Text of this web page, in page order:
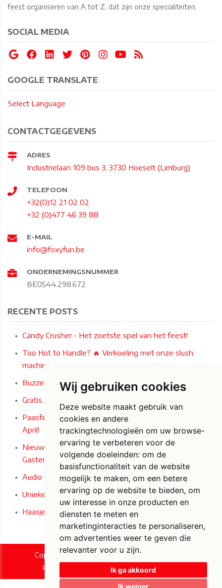
Wij gebruiken cookies
Deze website maakt gebruik van
cookies en andere
trackingtechnologieën om uw browse-
ervaring te verbeteren voor de
volgende doeleinden: om de
basisfunctionaliteit van de website
mogelijk te maken, om een betere
ervaring op de website te bieden, om
uw interesse in onze producten en
diensten te meten en
marketinginteracties te personaliseren,
om advertenties weer te geven die
relevanter voor u zijn.
Ik ga akkoord
Ik weiger
feest organiseren van A tot Z, dat zijn onze specialiteiten.
SOCIAL MEDIA
GOOGLE TRANSLATE
Select Language
CONTACTGEGEVENS
ADRES
Industrielaan 109 bus 3, 3730 Hoeselt (Limburg)
TELEFOON
+32(0)12 21 02 02
+32 (0)477 46 39 88
E-MAIL
info@foxyfun.be
ONDERNEMINGSNUMMER
BE0544.298.672
RECENTE POSTS
Candy Crusher - Het zoetste spel van het feest!
Too Hot to Handle? 🔥 Verkoeling met onze slush
machines!
Buzzer Wire Game: Het ultieme concentratiespel!
Gratis Airbrush Paastattoos deze zaterdag 4/04/2026!
Paasfeest bij Carrefour Market Bilzen-Hoeselt op 4 & 5
April!
Nieuw bij Foxy Fun - Audio en Audio/Video
Gastenboeken in Iconische Engelse Telefooncel!
Audio Gastenboek
Unieke Paas- en woondecoratie bij Foxy Fun!
Haasjes horen, zien en zwijgen
Copyright © 2026 Foxy Fun. All rights reserved.
Privacy & Cookies UP-TO-DATE WebDesign